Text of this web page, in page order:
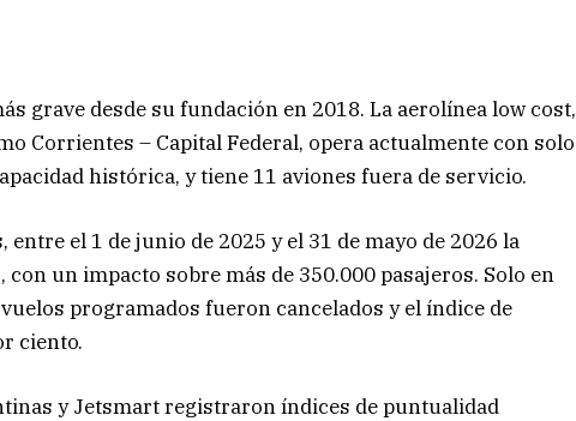
grave desde su fundación en 2018. La aerolínea low cost,
Corrientes – Capital Federal, opera actualmente con solo
histórica, y tiene 11 aviones fuera de servicio.
el 1 de junio de 2025 y el 31 de mayo de 2026 la
un impacto sobre más de 350.000 pasajeros. Solo en
programados fueron cancelados y el índice de
ciento.
y Jetsmart registraron índices de puntualidad